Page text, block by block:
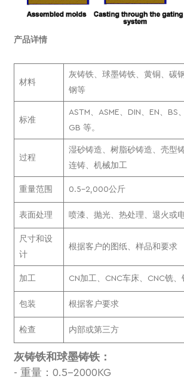
产品详情
材料
灰铸铁、球墨铸铁、黄铜、碳
钢等
标准
ASTM、ASME、DIN、EN、BS
GB 等。
过程
湿砂铸造、树脂砂铸造、壳型
连铸、机械加工
重量范围 0.5-2,000公斤
表面处理 喷漆、抛光、热处理、退火或
尺寸和设
计
根据客户的图纸、样品和要求
加工 CN加工、CNC车床、CNC铣、
包装 根据客户要求
检查 内部或第三方
灰铸铁和球墨铸铁：
- 重量：0.5-2000KG